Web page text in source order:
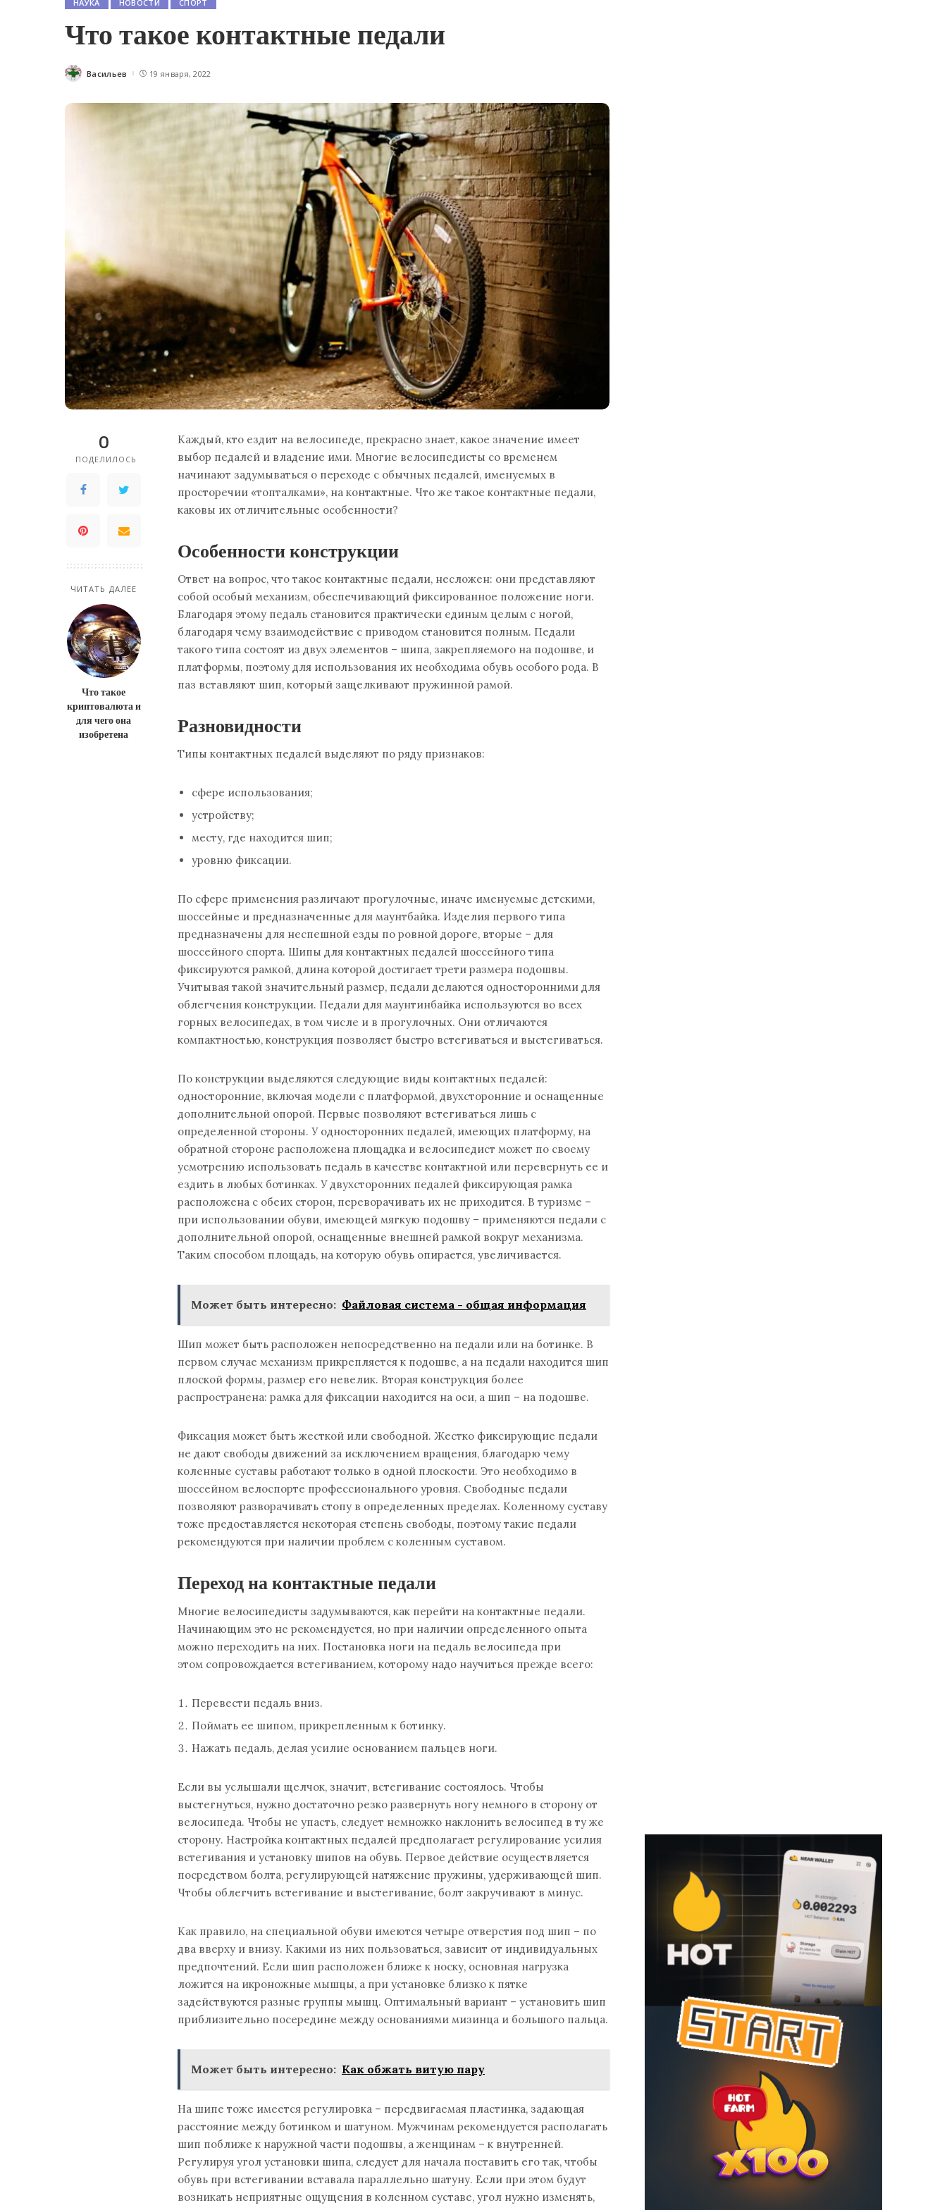
НАУКА НОВОСТИ СПОРТ
Что такое контактные педали
Posted
Васильев 19 января, 2022
0
ПОДЕЛИЛОСЬ
ЧИТАТЬ ДАЛЕЕ
Что такое
криптовалюта и
для чего она
изобретена
Каждый, кто ездит на велосипеде, прекрасно знает, какое значение имеет
выбор педалей и владение ими. Многие велосипедисты со временем
начинают задумываться о переходе с обычных педалей, именуемых в
просторечии «топталками», на контактные. Что же такое контактные педали,
каковы их отличительные особенности?
Особенности конструкции
Ответ на вопрос, что такое контактные педали, несложен: они представляют
собой особый механизм, обеспечивающий фиксированное положение ноги.
Благодаря этому педаль становится практически единым целым с ногой,
благодаря чему взаимодействие с приводом становится полным. Педали
такого типа состоят из двух элементов – шипа, закрепляемого на подошве, и
платформы, поэтому для использования их необходима обувь особого рода. В
паз вставляют шип, который защелкивают пружинной рамой.
Разновидности
Типы контактных педалей выделяют по ряду признаков:
сфере использования;
устройству;
месту, где находится шип;
уровню фиксации.
По сфере применения различают прогулочные, иначе именуемые детскими,
шоссейные и предназначенные для маунтбайка. Изделия первого типа
предназначены для неспешной езды по ровной дороге, вторые – для
шоссейного спорта. Шипы для контактных педалей шоссейного типа
фиксируются рамкой, длина которой достигает трети размера подошвы.
Учитывая такой значительный размер, педали делаются односторонними для
облегчения конструкции. Педали для маунтинбайка используются во всех
горных велосипедах, в том числе и в прогулочных. Они отличаются
компактностью, конструкция позволяет быстро встегиваться и выстегиваться.
По конструкции выделяются следующие виды контактных педалей:
односторонние, включая модели с платформой, двухсторонние и оснащенные
дополнительной опорой. Первые позволяют встегиваться лишь с
определенной стороны. У односторонних педалей, имеющих платформу, на
обратной стороне расположена площадка и велосипедист может по своему
усмотрению использовать педаль в качестве контактной или перевернуть ее и
ездить в любых ботинках. У двухсторонних педалей фиксирующая рамка
расположена с обеих сторон, переворачивать их не приходится. В туризме –
при использовании обуви, имеющей мягкую подошву – применяются педали с
дополнительной опорой, оснащенные внешней рамкой вокруг механизма.
Таким способом площадь, на которую обувь опирается, увеличивается.
Может быть интересно: Файловая система - общая информация
Шип может быть расположен непосредственно на педали или на ботинке. В
первом случае механизм прикрепляется к подошве, а на педали находится шип
плоской формы, размер его невелик. Вторая конструкция более
распространена: рамка для фиксации находится на оси, а шип – на подошве.
Фиксация может быть жесткой или свободной. Жестко фиксирующие педали
не дают свободы движений за исключением вращения, благодарю чему
коленные суставы работают только в одной плоскости. Это необходимо в
шоссейном велоспорте профессионального уровня. Свободные педали
позволяют разворачивать стопу в определенных пределах. Коленному суставу
тоже предоставляется некоторая степень свободы, поэтому такие педали
рекомендуются при наличии проблем с коленным суставом.
Переход на контактные педали
Многие велосипедисты задумываются, как перейти на контактные педали.
Начинающим это не рекомендуется, но при наличии определенного опыта
можно переходить на них. Постановка ноги на педаль велосипеда при
этом сопровождается встегиванием, которому надо научиться прежде всего:
Перевести педаль вниз.
Поймать ее шипом, прикрепленным к ботинку.
Нажать педаль, делая усилие основанием пальцев ноги.
Если вы услышали щелчок, значит, встегивание состоялось. Чтобы
выстегнуться, нужно достаточно резко развернуть ногу немного в сторону от
велосипеда. Чтобы не упасть, следует немножко наклонить велосипед в ту же
сторону. Настройка контактных педалей предполагает регулирование усилия
встегивания и установку шипов на обувь. Первое действие осуществляется
посредством болта, регулирующей натяжение пружины, удерживающей шип.
Чтобы облегчить встегивание и выстегивание, болт закручивают в минус.
Как правило, на специальной обуви имеются четыре отверстия под шип – по
два вверху и внизу. Какими из них пользоваться, зависит от индивидуальных
предпочтений. Если шип расположен ближе к носку, основная нагрузка
ложится на икроножные мышцы, а при установке близко к пятке
задействуются разные группы мышц. Оптимальный вариант – установить шип
приблизительно посередине между основаниями мизинца и большого пальца.
Может быть интересно: Как обжать витую пару
На шипе тоже имеется регулировка – передвигаемая пластинка, задающая
расстояние между ботинком и шатуном. Мужчинам рекомендуется располагать
шип поближе к наружной части подошвы, а женщинам – к внутренней.
Регулируя угол установки шипа, следует для начала поставить его так, чтобы
обувь при встегивании вставала параллельно шатуну. Если при этом будут
возникать неприятные ощущения в коленном суставе, угол нужно изменять,